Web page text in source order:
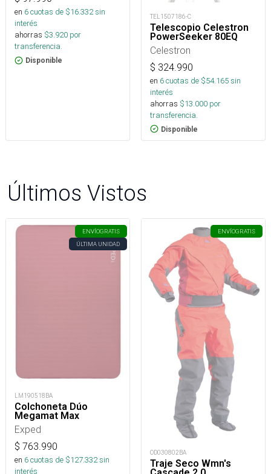
en 6cuotas de $16.332sin
interés
ahorras $3.920 por
transferencia.
Disponible
TEL1507186-C
Telescopio Celestron
PowerSeeker 80EQ
Celestron
$ 324.990
en 6cuotas de $54.165sin
interés
ahorras $13.000 por
transferencia.
Disponible
Últimos Vistos
ENVÍOGRATIS
ÚLTIMA UNIDAD
LM190518BA
Colchoneta Dúo
Megamat Max
Exped
$ 763.990
en 6cuotas de $127.332sin
interés
ENVÍOGRATIS
OD030802BA
Traje Seco Wmn's